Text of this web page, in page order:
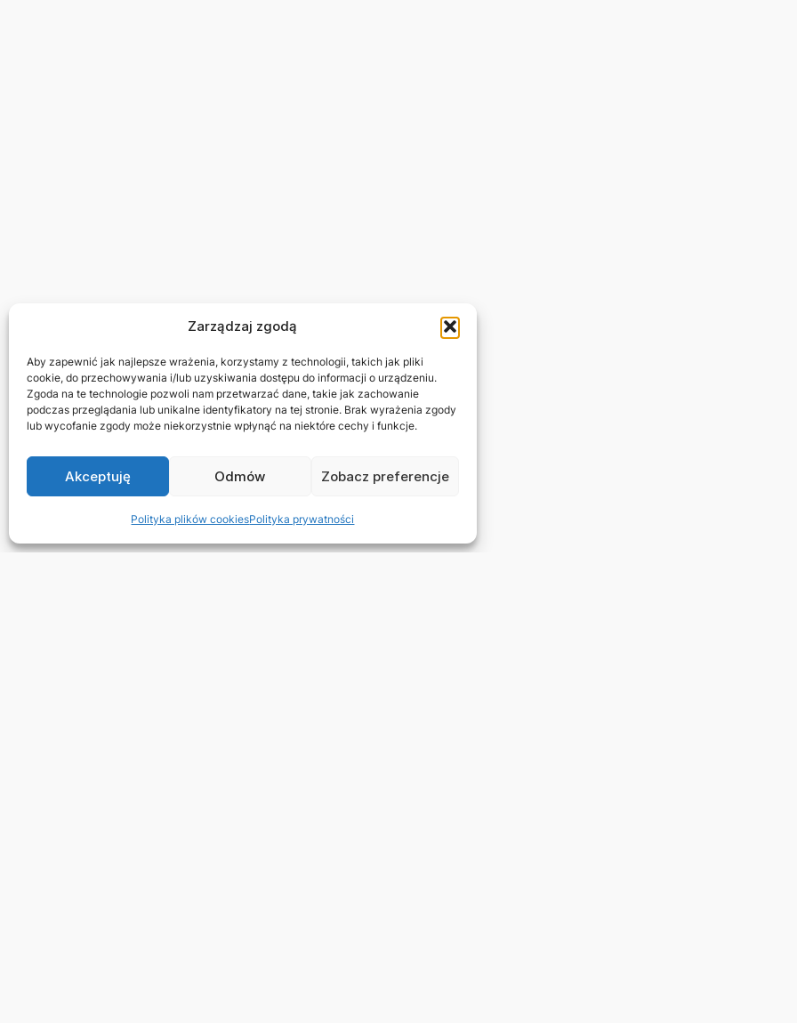
Zarządzaj zgodą
Aby zapewnić jak najlepsze wrażenia, korzystamy z technologii, takich jak pliki
cookie, do przechowywania i/lub uzyskiwania dostępu do informacji o urządzeniu.
Zgoda na te technologie pozwoli nam przetwarzać dane, takie jak zachowanie
podczas przeglądania lub unikalne identyfikatory na tej stronie. Brak wyrażenia zgody
lub wycofanie zgody może niekorzystnie wpłynąć na niektóre cechy i funkcje.
Akceptuję Odmów Zobacz preferencje
Polityka plików cookiesPolityka prywatności